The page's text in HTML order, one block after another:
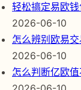
轻松搞定易欧
2026-06-10
怎么辨别欧易
2026-06-10
怎么判断亿欧